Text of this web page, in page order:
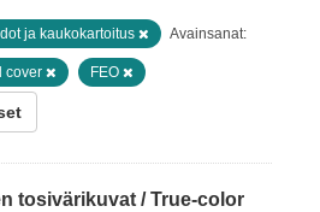
ja kaukokartoitus Avainsanat:
cover FEO
tosivärikuvat / True-color